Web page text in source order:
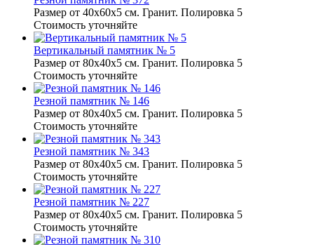
Размер от 40х60х5 см. Гранит. Полировка 5
Стоимость уточняйте
Вертикальный памятник № 5
Размер от 80х40х5 см. Гранит. Полировка 5
Стоимость уточняйте
Резной памятник № 146
Размер от 80х40х5 см. Гранит. Полировка 5
Стоимость уточняйте
Резной памятник № 343
Размер от 80х40х5 см. Гранит. Полировка 5
Стоимость уточняйте
Резной памятник № 227
Размер от 80х40х5 см. Гранит. Полировка 5
Стоимость уточняйте